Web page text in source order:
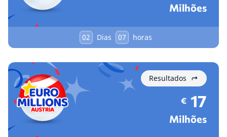
Milhões
02 Dias 07 horas
Resultados
€ 17
Milhões